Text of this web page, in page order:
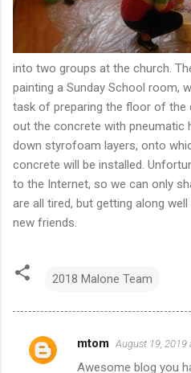
into two groups at the church.
painting a Sunday School room,
task of preparing the floor of the
out the concrete with pneumatic
down styrofoam layers, onto
concrete will be installed.
to the Internet, so we can only
are all tired, but getting along
new friends.
2018 Malone Team
C
mtom August 19, 2019
Awesome blog you